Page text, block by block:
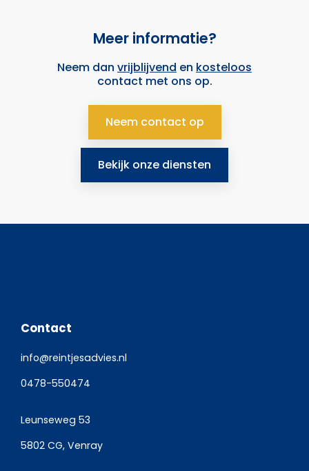
Meer informatie?
Neem dan vrijblijvend en kosteloos
contact met ons op.
Neem contact op
Bekijk onze diensten
Contact
info@reintjesadvies.nl
0478-550474
Leunseweg 53
5802 CG, Venray